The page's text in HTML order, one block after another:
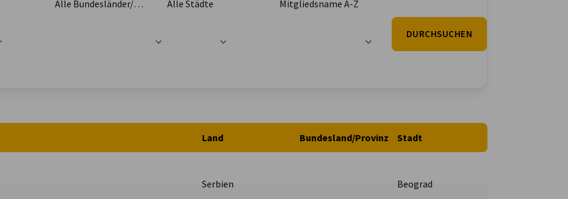
Alle Bundesländer/Provinzen
Alle Städte
Mitgliedsname A-Z
DURCHSUCHEN
Land Bundesland/Provinz Stadt
Serbien Beograd